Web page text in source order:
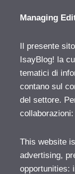
Managing
Il presente
IsayBlog! la
tematici di
contano sul
del settore.
collaborazioni:
This website
advertising,
opportunities: